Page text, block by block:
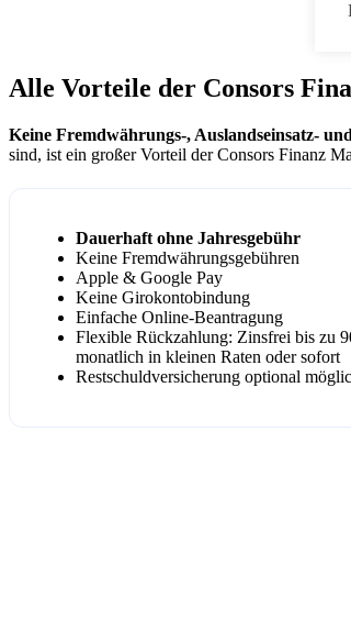
Alle Vorteile der Consors
Keine Fremdwährungs-, Auslandseinsatz-
sind, ist ein großer Vorteil der Consors Finanz
Dauerhaft ohne Jahresgebühr
Keine Fremdwährungsgebühren
Apple & Google Pay
Keine Girokontobindung
Einfache Online-Beantragung
Flexible Rückzahlung: Zinsfrei bis zu
monatlich in kleinen Raten oder sofort
Restschuldversicherung optional